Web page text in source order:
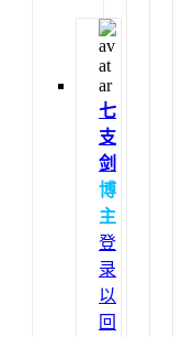
七
支
剑
博
主
登
录
以
回